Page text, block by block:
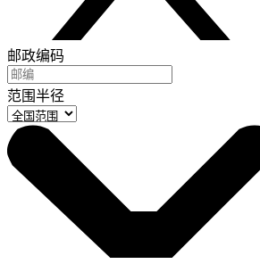
邮政编码
范围半径